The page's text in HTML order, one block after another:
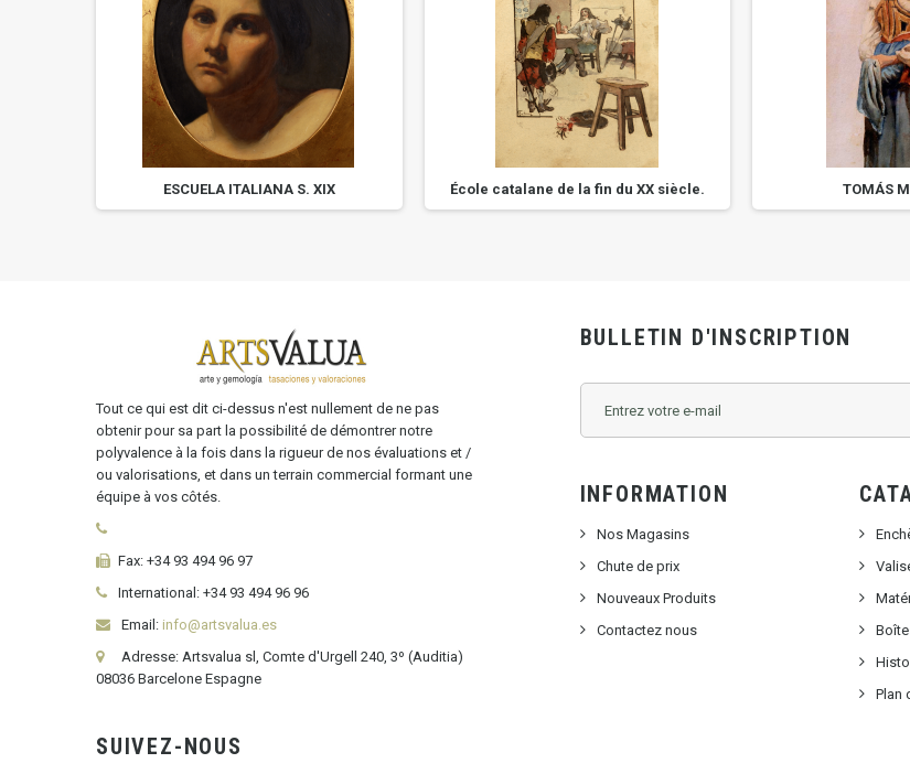
ESCUELA ITALIANA S. XIX École catalane de la fin du XX siècle. TOMÁS
Tout ce qui est dit ci-dessus n'est nullement de ne pas
obtenir pour sa part la possibilité de démontrer notre
polyvalence à la fois dans la rigueur de nos évaluations et /
ou valorisations, et dans un terrain commercial formant une
équipe à vos côtés.
Fax: +34 93 494 96 97
International: +34 93 494 96 96
Email: info@artsvalua.es
Adresse: Artsvalua sl, Comte d'Urgell 240, 3º (Auditia)
08036 Barcelone Espagne
SUIVEZ-NOUS
BULLETIN D'INSCRIPTION
INFORMATION
Nos Magasins
Chute de prix
Nouveaux Produits
Contactez nous
Plan